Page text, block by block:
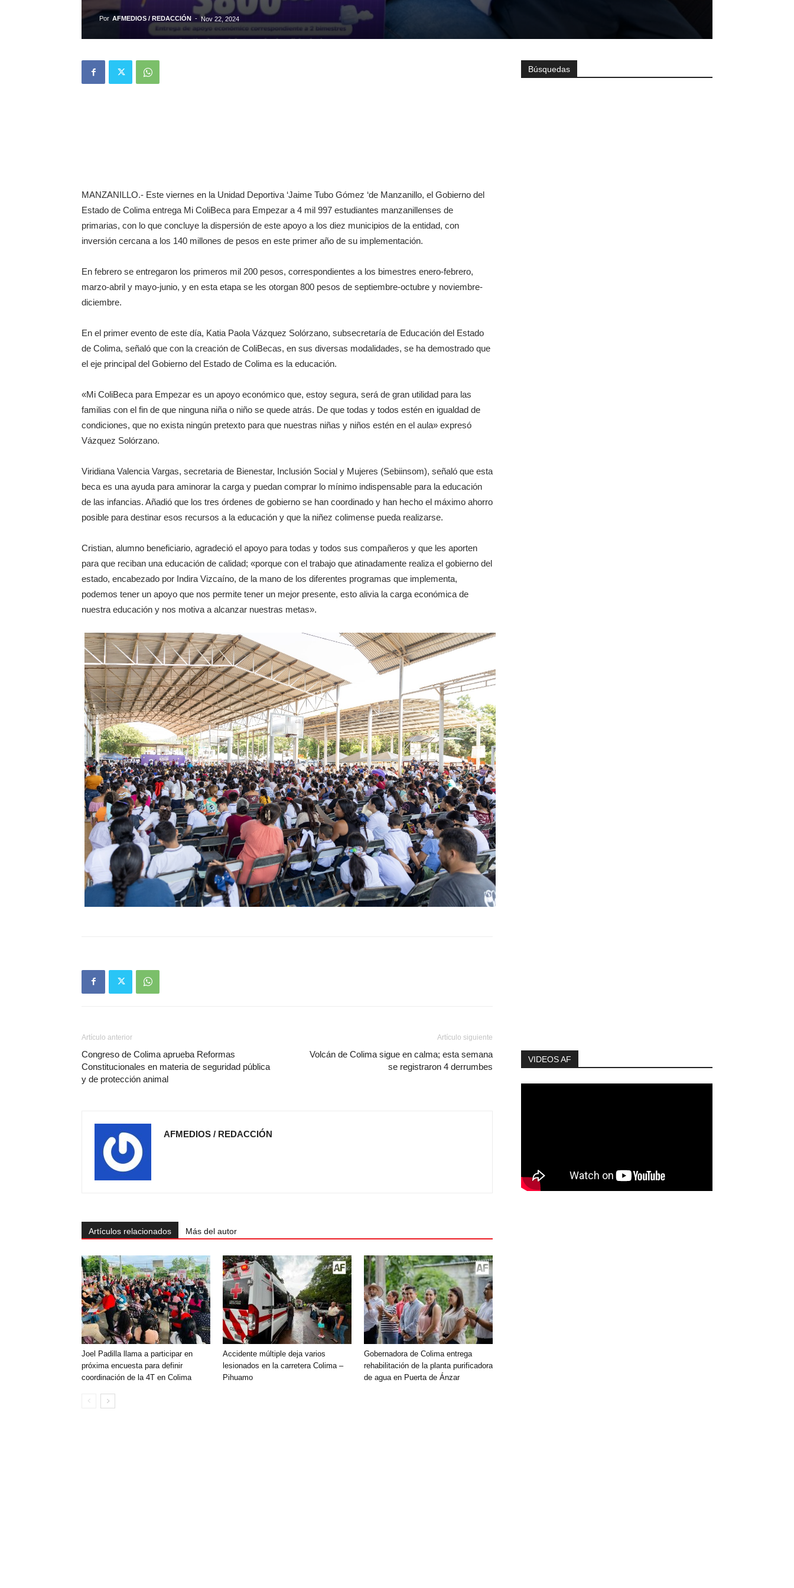
Por AFMEDIOS / REDACCIÓN - Nov 22, 2024
MANZANILLO.- Este viernes en la Unidad Deportiva ‘Jaime Tubo Gómez ‘de Manzanillo, el Gobierno del
Estado de Colima entrega Mi ColiBeca para Empezar a 4 mil 997 estudiantes manzanillenses de
primarias, con lo que concluye la dispersión de este apoyo a los diez municipios de la entidad, con
inversión cercana a los 140 millones de pesos en este primer año de su implementación.
En febrero se entregaron los primeros mil 200 pesos, correspondientes a los bimestres enero-febrero,
marzo-abril y mayo-junio, y en esta etapa se les otorgan 800 pesos de septiembre-octubre y noviembre-
diciembre.
En el primer evento de este día, Katia Paola Vázquez Solórzano, subsecretaría de Educación del Estado
de Colima, señaló que con la creación de ColiBecas, en sus diversas modalidades, se ha demostrado que
el eje principal del Gobierno del Estado de Colima es la educación.
«Mi ColiBeca para Empezar es un apoyo económico que, estoy segura, será de gran utilidad para las
familias con el fin de que ninguna niña o niño se quede atrás. De que todas y todos estén en igualdad de
condiciones, que no exista ningún pretexto para que nuestras niñas y niños estén en el aula» expresó
Vázquez Solórzano.
Viridiana Valencia Vargas, secretaria de Bienestar, Inclusión Social y Mujeres (Sebiinsom), señaló que esta
beca es una ayuda para aminorar la carga y puedan comprar lo mínimo indispensable para la educación
de las infancias. Añadió que los tres órdenes de gobierno se han coordinado y han hecho el máximo ahorro
posible para destinar esos recursos a la educación y que la niñez colimense pueda realizarse.
Cristian, alumno beneficiario, agradeció el apoyo para todas y todos sus compañeros y que les aporten
para que reciban una educación de calidad; «porque con el trabajo que atinadamente realiza el gobierno del
estado, encabezado por Indira Vizcaíno, de la mano de los diferentes programas que implementa,
podemos tener un apoyo que nos permite tener un mejor presente, esto alivia la carga económica de
nuestra educación y nos motiva a alcanzar nuestras metas».
Artículo anterior
Congreso de Colima aprueba Reformas
Constitucionales en materia de seguridad pública
y de protección animal
Artículo siguiente
Volcán de Colima sigue en calma; esta semana
se registraron 4 derrumbes
AFMEDIOS / REDACCIÓN
Artículos relacionados Más del autor
Joel Padilla llama a participar en
próxima encuesta para definir
coordinación de la 4T en Colima
Accidente múltiple deja varios
lesionados en la carretera Colima –
Pihuamo
Gobernadora de Colima entrega
rehabilitación de la planta purificadora
de agua en Puerta de Ánzar
Búsquedas
VIDEOS AF